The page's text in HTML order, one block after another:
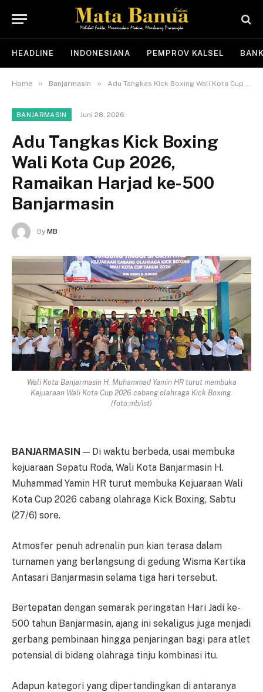
HEADLINE INDONESIANA PEMPROV KALSEL
Home » Banjarmasin » Adu Tangkas Kick Boxing Wali Kota Cup 2026, Ramaikan Harjad ke-500 Banjarmasin
BANJARMASIN Juni 28, 2026
Adu Tangkas Kick Boxing
Wali Kota Cup 2026,
Ramaikan Harjad ke-500
Banjarmasin
By MB
Wali Kota Banjarmasin H. Muhammad Yamin HR turut membuka
Kejuaraan Wali Kota Cup 2026 cabang olahraga Kick Boxing.
(foto:mb/ist)
BANJARMASIN — Di waktu berbeda, usai membuka
kejuaraan Sepatu Roda, Wali Kota Banjarmasin H.
Muhammad Yamin HR turut membuka Kejuaraan Wali
Kota Cup 2026 cabang olahraga Kick Boxing, Sabtu
(27/6) sore.
Atmosfer penuh adrenalin pun kian terasa dalam
turnamen yang berlangsung di gedung Wisma Kartika
Antasari Banjarmasin selama tiga hari tersebut.
Bertepatan dengan semarak peringatan Hari Jadi ke-
500 tahun Banjarmasin, ajang ini sekaligus juga menjadi
gerbang pembinaan hingga penjaringan bagi para atlet
potensial di bidang olahraga tinju kombinasi itu.
Adapun kategori yang dipertandingkan di antaranya